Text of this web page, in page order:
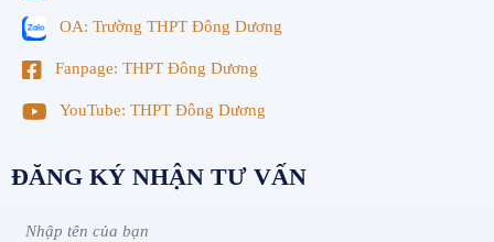
OA: Trường THPT Đông Dương
Fanpage: THPT Đông Dương
YouTube: THPT Đông Dương
ĐĂNG KÝ NHẬN TƯ VẤN